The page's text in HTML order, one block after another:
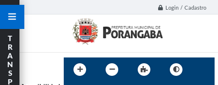
Login / Cadastro
T
R
A
N
S
P